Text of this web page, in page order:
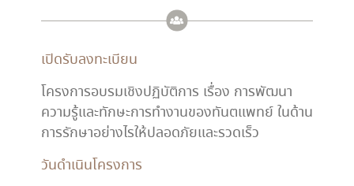
เปิดรับลงทะเบียน
โครงการอบรมเชิงปฏิบัติการ เรื่อง การพัฒนา
ความรู้และทักษะการทำงานของทันตแพทย์ ในด้าน
การรักษาอย่างไรให้ปลอดภัยและรวดเร็ว
วันดำเนินโครงการ